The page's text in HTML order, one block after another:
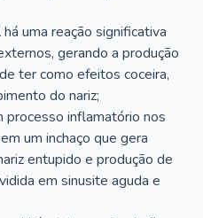
uma reação significativa
gerando a produção
ter como efeitos coceira,
do nariz;
processo inflamatório nos
um inchaço que gera
entupido e produção de
em sinusite aguda e